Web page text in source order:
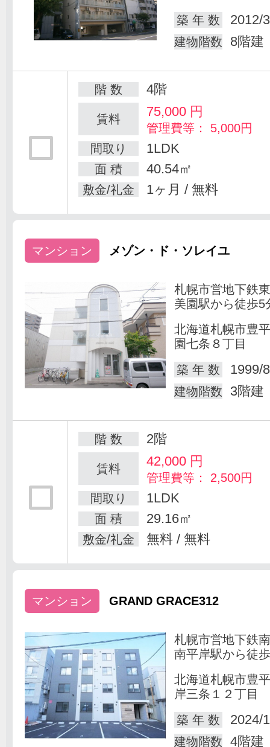
築 年 数
2012/
建物階数 8階建
階 数 4階
賃料 75,000円
管理費等： 5,000円
間取り
1LDK
面 積 40.54㎡
敷金/礼金 1ヶ月 / 無料
マンション メゾン・ド・ソレイユ
札幌市営地下鉄
美園駅から徒歩5
北海道札幌市豊
園七条８丁目
築 年 数
1999/
建物階数 3階建
階 数 2階
賃料 42,000円
管理費等： 2,500円
間取り
1LDK
面 積 29.16㎡
敷金/礼金 無料 / 無料
マンション GRAND GRACE312
札幌市営地下鉄
南平岸駅から徒
北海道札幌市豊
岸三条１２丁目
築 年 数
2024/
建物階数 4階建